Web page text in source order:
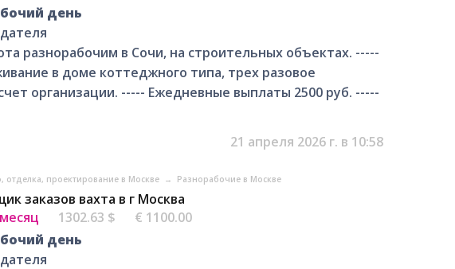
день
разнорабочим в Сочи, на строительных объектах. -----
в доме коттеджного типа, трех разовое
организации. ----- Ежедневные выплаты 2500 руб. -----
21 апреля 2026 г. в 10:58
отделка, проектирование в Москве → Разнорабочие в Москве
заказов вахта в г Москва
1302.63 $
€ 1100.00
день